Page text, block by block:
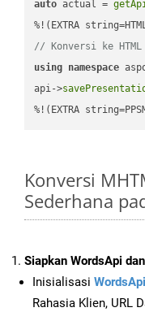
auto actual =
// Konversi ke HTML
using namespace
api->
%!(EXTRA
Konversi
Sederhana
Siapkan WordsApi
Inisialisasi WordsApi
Rahasia Klien, URL